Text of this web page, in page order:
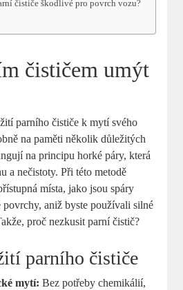
čističe škodlivé pro povrch vozu?
čističem umýt
parního čističe k mytí svého
na paměti několik důležitých
na principu horké páry, která
a nečistoty. Při této metodě
místa, jako jsou spáry
povrchy, aniž byste používali silné
proč nezkusit parní čistič?
parního čističe
mytí: Bez potřeby chemikálií,